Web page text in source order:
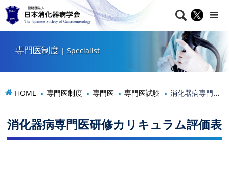

専門医制度 | Specialist
HOME 専門医制度 専門医 専門医試験 消化器病専門医研修カリキュラム評価表
消化器病専門医研修カリキュラム評価表